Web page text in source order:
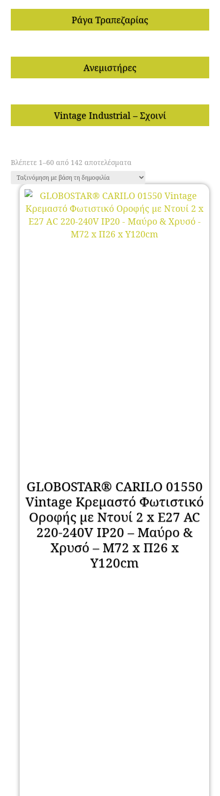
Ράγα Τραπεζαρίας
Ανεμιστήρες
Vintage Industrial – Σχοινί
Βλέπετε 1–60 από 142 αποτελέσματα
by
GLOBOSTAR® CARILO 01550
Vintage Κρεμαστό Φωτιστικό
Οροφής με Ντουί 2 x E27 AC
220-240V IP20 – Μαύρο &
Χρυσό – Μ72 x Π26 x
Υ120cm